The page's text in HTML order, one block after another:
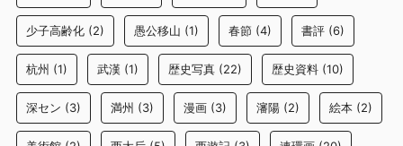
少子高齢化 (2) 愚公移山 (1) 春節 (4) 書評 (6)
杭州 (1) 武漢 (1) 歴史写真 (22) 歴史資料 (10)
深セン (3) 満州 (3) 漫画 (3) 瀋陽 (2) 絵本 (2)